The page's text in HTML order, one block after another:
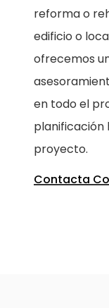
reforma o
edificio o
ofrecemos
en todo el
planificación
proyecto.
Contacta